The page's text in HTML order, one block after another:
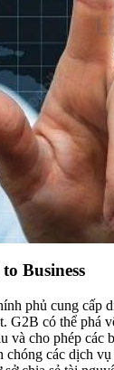
Business
phủ cung cấp
G2B có thể phá
và cho phép các
chóng các dịch